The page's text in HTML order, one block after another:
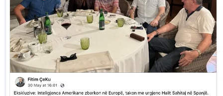
Qytetarët e Kosovës dhe bashkësia ndërkombëtare meritojnë qartësi
mbi atë se kush po e manipulon diskursin publike dhe pse. Ata
meritojnë ta dinë se pas sjelljeve oportuniste të figurave si zoti Çeku
qëndron një projekt shumë më i rrezikshëm, i koordinuar nga
operativë të stërvitur të dezinformimit, i mbështetur nga inteligjenca
e huaj(ruse dhe serbe) dhe i drejtuar drejtpërdrejt kundër përparimit
të vështirë të sistemit të drejtësisë në Kosovë.
Ky është tregimi që ne do të vazhdojmë ta tregojmë. Dhe asnjë sasi
vjedhjeje apo shtrembërimi nuk do ta ndryshojë këtë.